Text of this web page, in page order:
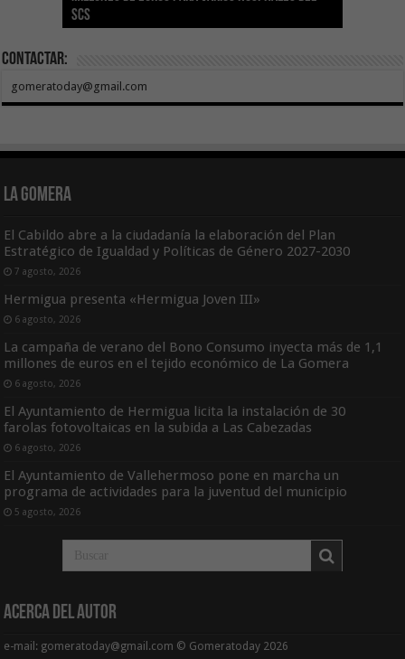
SCS
año consecutivo
tras aumentar las cuantías
Canarias
asequible de Tenerife
ecografía clínica
Contactar:
gomeratoday@gmail.com
La Gomera
El Cabildo abre a la ciudadanía la elaboración del Plan
Estratégico de Igualdad y Políticas de Género 2027-2030
7 agosto, 2026
Hermigua presenta «Hermigua Joven III»
6 agosto, 2026
La campaña de verano del Bono Consumo inyecta más de 1,1
millones de euros en el tejido económico de La Gomera
6 agosto, 2026
El Ayuntamiento de Hermigua licita la instalación de 30
farolas fotovoltaicas en la subida a Las Cabezadas
6 agosto, 2026
El Ayuntamiento de Vallehermoso pone en marcha un
programa de actividades para la juventud del municipio
5 agosto, 2026
Acerca del Autor
e-mail: gomeratoday@gmail.com © Gomeratoday 2026